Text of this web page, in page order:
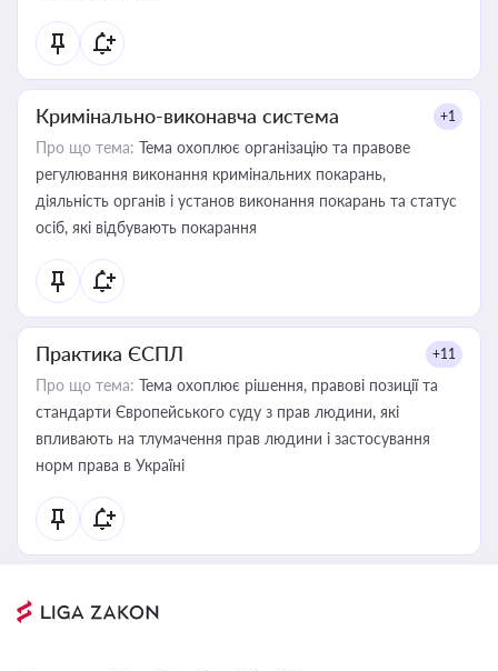
Кримінально-виконавча система +1
Про що тема: Тема охоплює організацію та правове
регулювання виконання кримінальних покарань,
діяльність органів і установ виконання покарань та статус
осіб, які відбувають покарання
Практика ЄСПЛ +11
Про що тема: Тема охоплює рішення, правові позиції та
стандарти Європейського суду з прав людини, які
впливають на тлумачення прав людини і застосування
норм права в Україні